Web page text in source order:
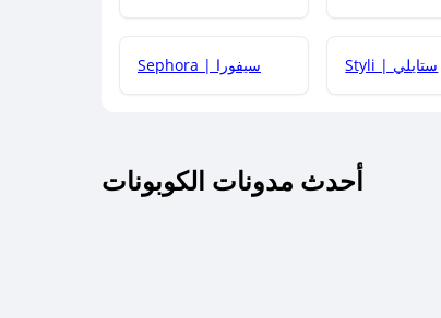
Sephora | سيفورا Styli | ستايلي
أحدث مدونات الكوبونات